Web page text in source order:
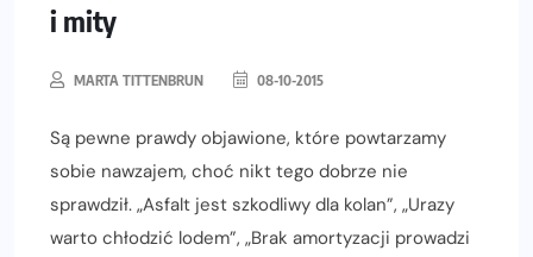
i mity
MARTA TITTENBRUN 08-10-2015
Są pewne prawdy objawione, które powtarzamy
sobie nawzajem, choć nikt tego dobrze nie
sprawdził. „Asfalt jest szkodliwy dla kolan”, „Urazy
warto chłodzić lodem”, „Brak amortyzacji prowadzi